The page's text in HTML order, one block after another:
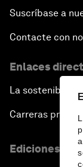
Suscríbase a
Contacte con
Enlaces
La sostenibilidad
Carreras
Ediciones en